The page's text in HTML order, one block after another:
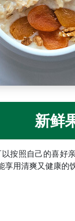
新鲜
按照自己的喜好
享用清爽又健康的